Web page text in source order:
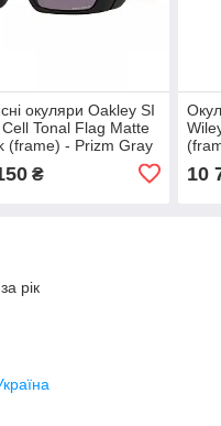
окуляри Oakley SI
Tonal Flag Matte
(frame) - Prizm Gray
оригінал. Доставка
ЄС протягом 14
₴
ЄС
10
рік